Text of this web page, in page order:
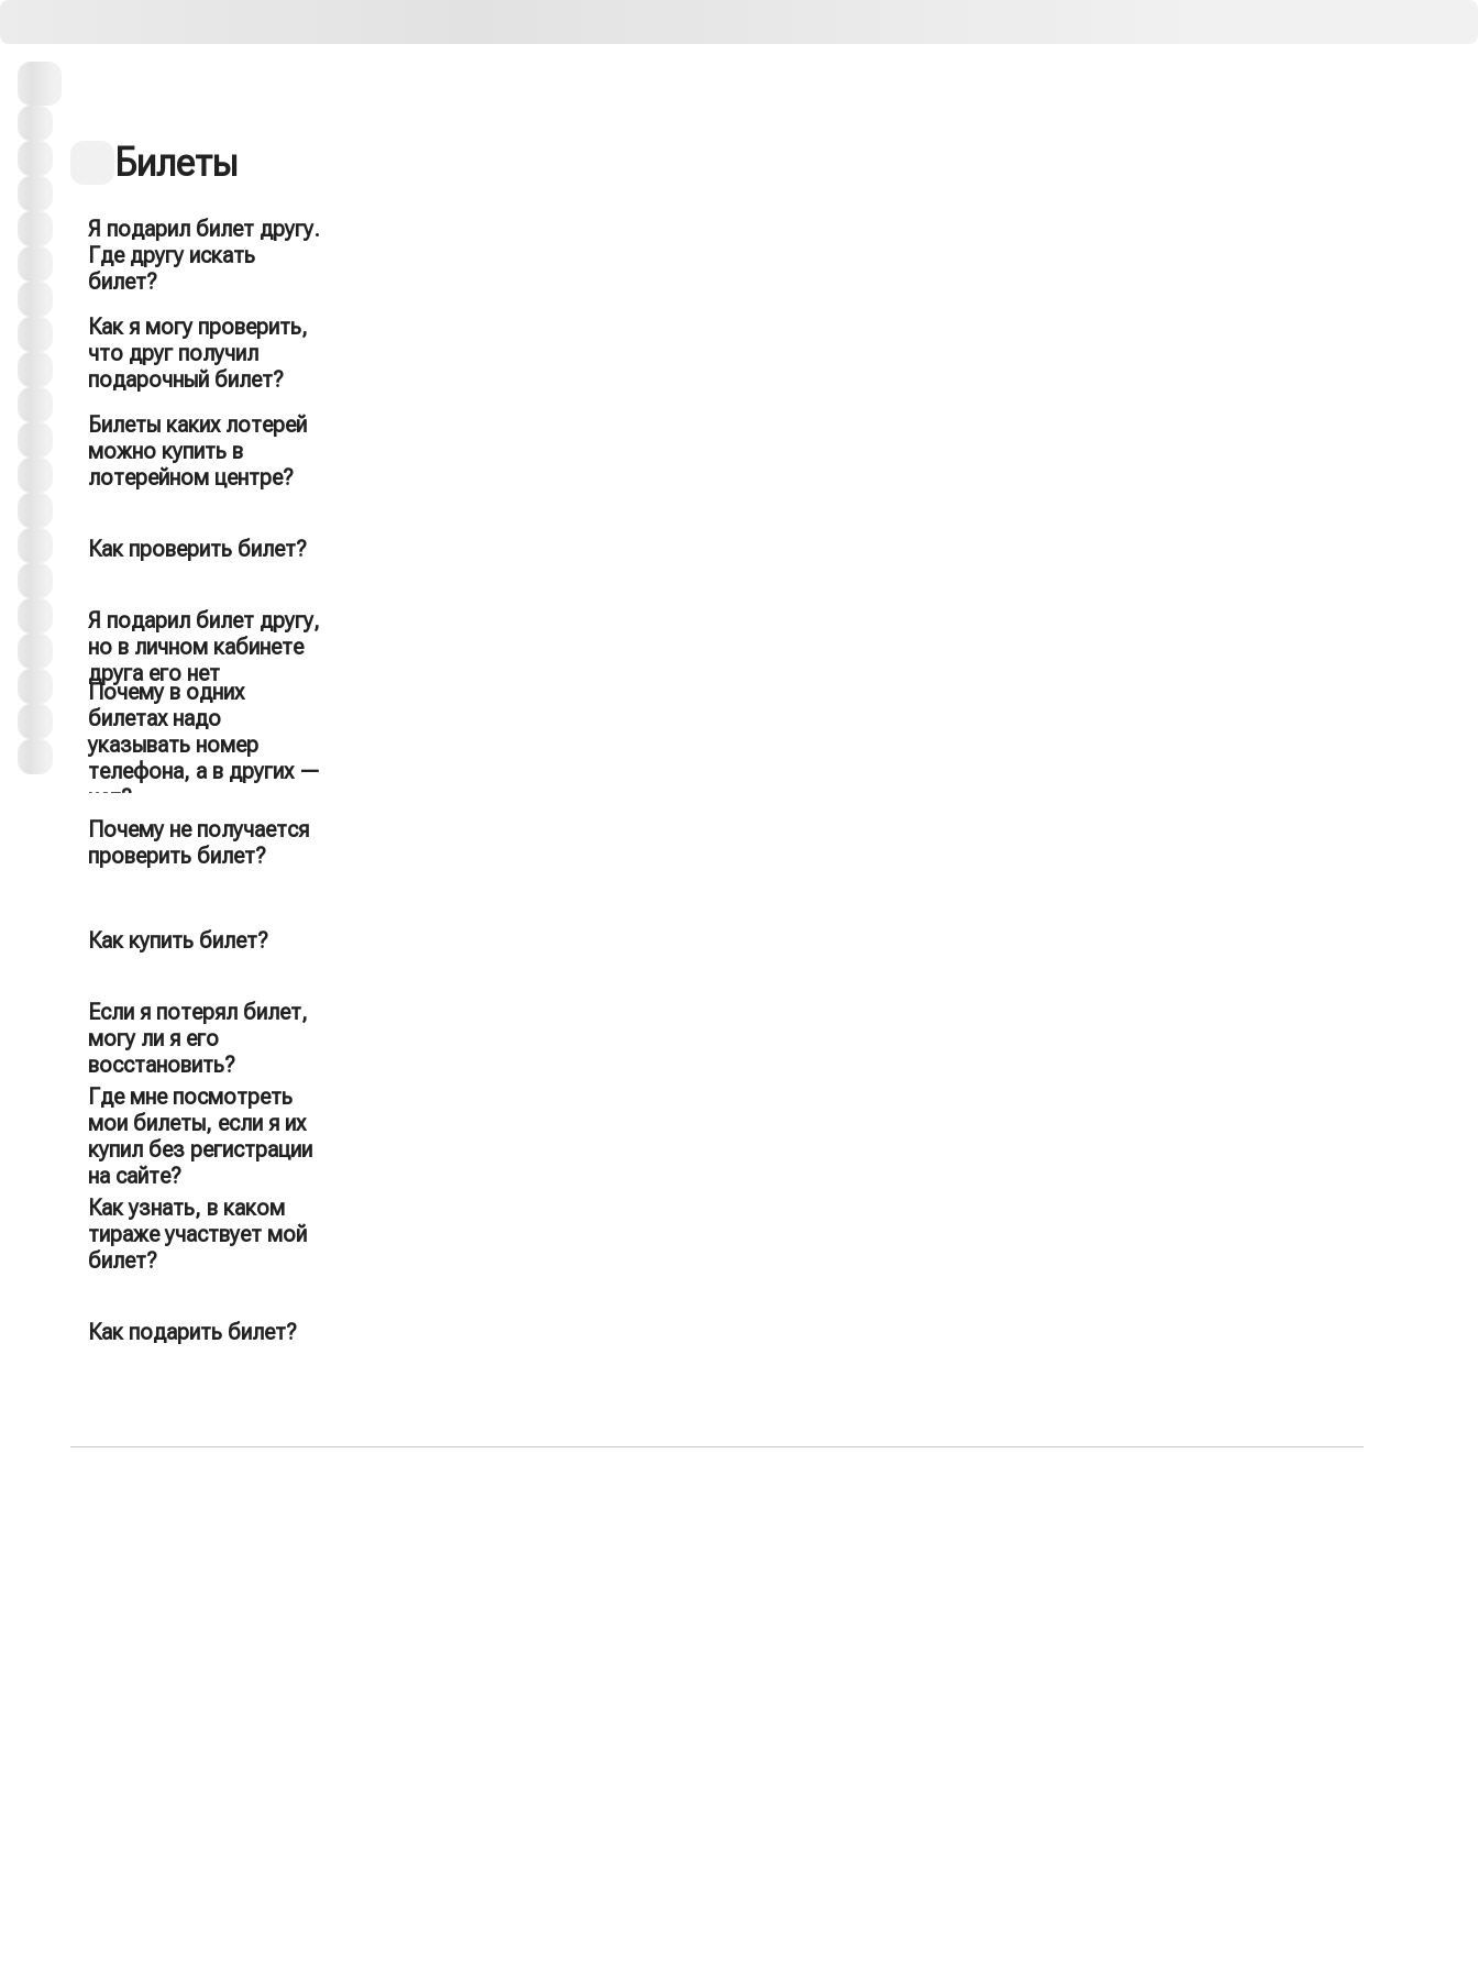
Билеты
Я подарил билет другу.
Где другу искать
билет?
Как я могу проверить,
что друг получил
подарочный билет?
Билеты каких лотерей
можно купить в
лотерейном центре?
Как проверить билет?
Проверить
билет
Я подарил билет другу,
но в личном кабинете
друга его нет
Почему в одних
билетах надо
указывать номер
телефона, а в других —
нет?
Пример купона, с помощью
которого приобретается
электронный лотерейный билет
Почему не получается
проверить билет?
Как купить билет?
Адреса
точек продаж и выплат
Как
купить билет на сайте
stoloto.ru
Если я потерял билет,
могу ли я его
восстановить?
Где мне посмотреть
мои билеты, если я их
купил без регистрации
на сайте?
Регистрация
Как узнать, в каком
тираже участвует мой
билет?
Как подарить билет?